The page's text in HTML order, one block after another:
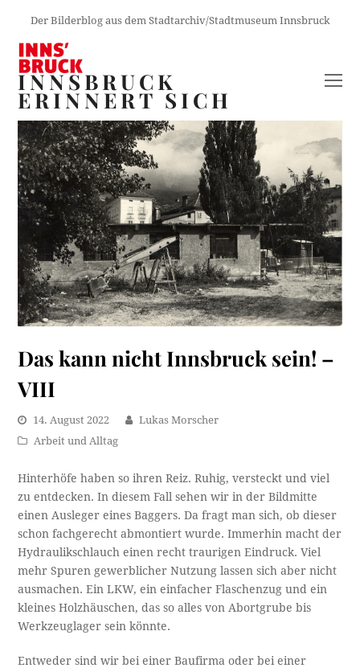
Der Bilderblog aus dem Stadtarchiv/Stadtmuseum Innsbruck
INNSBRUCK
ERINNERT SICH
Das kann nicht Innsbruck sein! –
VIII
14. August 2022
Lukas Morscher
Arbeit und Alltag
Hinterhöfe haben so ihren Reiz. Ruhig, versteckt und viel
zu entdecken. In diesem Fall sehen wir in der Bildmitte
einen Ausleger eines Baggers. Da fragt man sich, ob dieser
schon fachgerecht abmontiert wurde. Immerhin macht der
Hydraulikschlauch einen recht traurigen Eindruck. Viel
mehr Spuren gewerblicher Nutzung lassen sich aber nicht
ausmachen. Ein LKW, ein einfacher Flaschenzug und ein
kleines Holzhäuschen, das so alles von Abortgrube bis
Werkzeuglager sein könnte.
Entweder sind wir bei einer Baufirma oder bei einer